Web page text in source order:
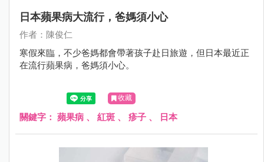
日本蘋果病大流行，爸媽須小心
作者：陳俊仁
寒假來臨，不少爸媽都會帶著孩子赴日旅遊，但日本最近正
在流行蘋果病，爸媽須小心。
收藏
關鍵字： 蘋果病 、 紅斑 、 疹子 、 日本